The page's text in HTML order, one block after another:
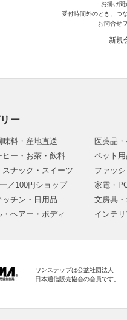
お掛け間
受付時間外のとき、つ
お問合せ
新規
ー
味料・産地直送
ヒー・お茶・飲料
スナック・スイーツ
／100円ショップ
ッチン・日用品
・ヘアー・ボディ
医薬品
ペット用
ファッ
家電・
文房具
インテ
ワンステップは公益社団法人
日本通信販売協会の会員です。